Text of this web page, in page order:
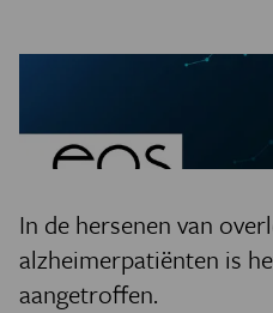
JONGE UITDAGERS
In de hersenen van
alzheimerpatiënten is
aangetroffen.